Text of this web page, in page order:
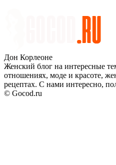
Дон Корлеоне
Женский блог на интересные
отношениях, моде и красоте,
рецептах. С нами интересно,
© Gocod.ru